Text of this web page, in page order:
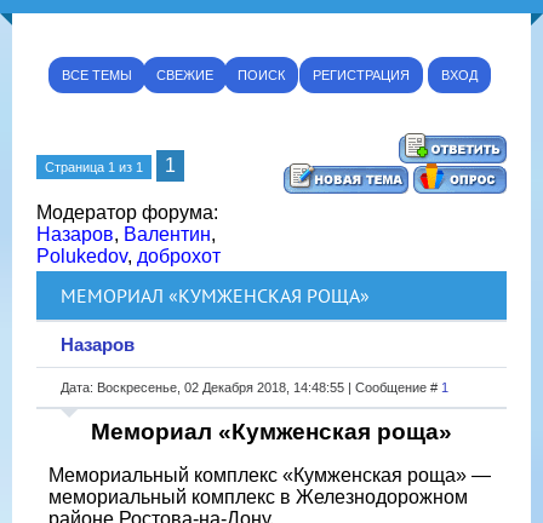
ВСЕ ТЕМЫ СВЕЖИЕ ПОИСК РЕГИСТРАЦИЯ ВХОД
Страница 1 из 1 1
Модератор форума:
Назаров, Валентин,
Polukedov, доброхот
МЕМОРИАЛ «КУМЖЕНСКАЯ РОЩА»
Назаров
Дата: Воскресенье, 02 Декабря 2018, 14:48:55 | Сообщение # 1
Мемориал «Кумженская роща»
Мемориальный комплекс «Кумженская роща» —
мемориальный комплекс в Железнодорожном
районе Ростова-на-Дону.